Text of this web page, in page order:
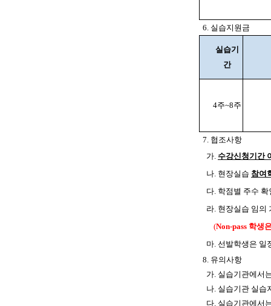
6. 실습지원금
실습기
간
4주~8주
7. 협조사항
가. 수강신청기간
나. 현장실습 참여
다. 학점별 주수 확
라. 현장실습 임의
(Non-pass 학생
마. 선발학생은 일
8. 유의사항
가. 실습기관에서
나. 실습기관 실습
다. 실습기관에서